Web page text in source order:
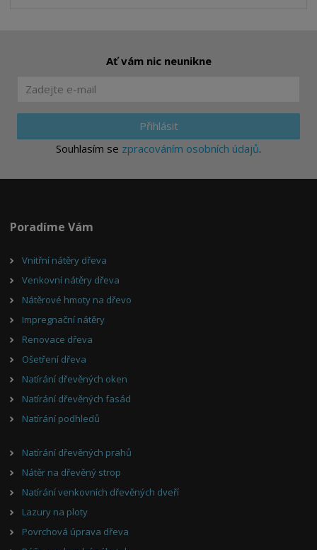
Ať vám nic neunikne
Přihlásit
Souhlasím se zpracováním osobních údajů.
Poradíme Vám
Vnitřní nátěry dřeva
Venkovní nátěry dřeva
Nátěrové hmoty na dřevo
Impregnační nátěry
Renovace dřeva
Ošetření dřeva
Natírání dřevěných oken
Natírání dřevěných fasád
Natírání podhledů
Natírání dřevěných prahů
Nátěr na dřevěný strop
Natírání venkovních dřevěných dveří
Lazury na ploty
Povrchová úprava dřeva